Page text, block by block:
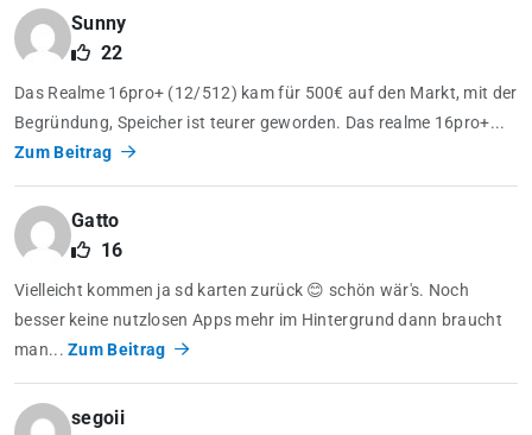
Sunny
22
Das Realme 16pro+ (12/512) kam für 500€ auf den Markt, mit der
Begründung, Speicher ist teurer geworden. Das realme 16pro+...
Zum Beitrag
Gatto
16
Vielleicht kommen ja sd karten zurück 😊 schön wär's. Noch
besser keine nutzlosen Apps mehr im Hintergrund dann braucht
man...Zum Beitrag
segoii